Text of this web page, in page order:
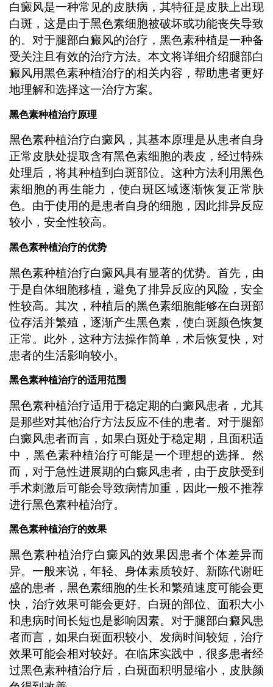
白癜风是一种常见的皮肤病，其特征是皮肤上出现
白斑，这是由于黑色素细胞被破坏或功能丧失导致
的。对于腿部白癜风的治疗，黑色素种植是一种备
受关注且有效的治疗方法。本文将详细介绍腿部白
癜风用黑色素种植治疗的相关内容，帮助患者更好
地理解和选择这一治疗方案。
黑色素种植治疗原理
黑色素种植治疗白癜风，其基本原理是从患者自身
正常皮肤处提取含有黑色素细胞的表皮，经过特殊
处理后，将其种植到白斑部位。这种方法利用黑色
素细胞的再生能力，使白斑区域逐渐恢复正常肤
色。由于使用的是患者自身的细胞，因此排异反应
较小，安全性较高。
黑色素种植治疗的优势
黑色素种植治疗白癜风具有显著的优势。首先，由
于是自体细胞移植，避免了排异反应的风险，安全
性较高。其次，种植后的黑色素细胞能够在白斑部
位存活并繁殖，逐渐产生黑色素，使白斑颜色恢复
正常。此外，这种方法操作简单，术后恢复快，对
患者的生活影响较小。
黑色素种植治疗的适用范围
黑色素种植治疗适用于稳定期的白癜风患者，尤其
是那些对其他治疗方法反应不佳的患者。对于腿部
白癜风患者而言，如果白斑处于稳定期，且面积适
中，黑色素种植治疗可能是一个理想的选择。然
而，对于急性进展期的白癜风患者，由于皮肤受到
手术刺激后可能会导致病情加重，因此一般不推荐
进行黑色素种植治疗。
黑色素种植治疗的效果
黑色素种植治疗白癜风的效果因患者个体差异而
异。一般来说，年轻、身体素质较好、新陈代谢旺
盛的患者，黑色素细胞的生长和繁殖速度可能会更
快，治疗效果可能会更好。白斑的部位、面积大小
和患病时间长短也是影响因素。对于腿部白癜风患
者而言，如果白斑面积较小、发病时间较短，治疗
效果可能会相对较好。在临床实践中，很多患者经
过黑色素种植治疗后，白斑面积明显缩小，皮肤颜